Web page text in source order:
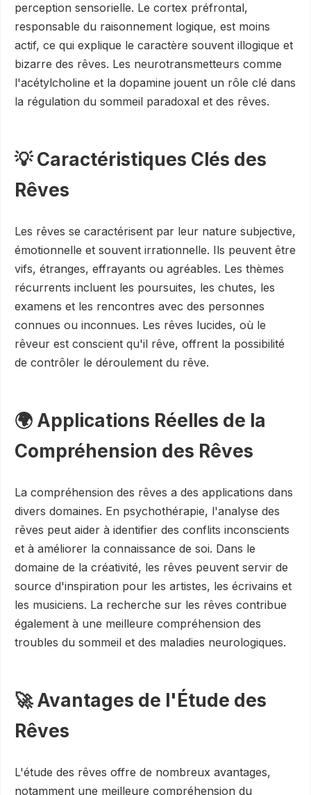
perception sensorielle. Le cortex préfrontal,
responsable du raisonnement logique, est moins
actif, ce qui explique le caractère souvent illogique et
bizarre des rêves. Les neurotransmetteurs comme
l'acétylcholine et la dopamine jouent un rôle clé dans
la régulation du sommeil paradoxal et des rêves.
💡 Caractéristiques Clés des
Rêves
Les rêves se caractérisent par leur nature subjective,
émotionnelle et souvent irrationnelle. Ils peuvent être
vifs, étranges, effrayants ou agréables. Les thèmes
récurrents incluent les poursuites, les chutes, les
examens et les rencontres avec des personnes
connues ou inconnues. Les rêves lucides, où le
rêveur est conscient qu'il rêve, offrent la possibilité
de contrôler le déroulement du rêve.
🌍 Applications Réelles de la
Compréhension des Rêves
La compréhension des rêves a des applications dans
divers domaines. En psychothérapie, l'analyse des
rêves peut aider à identifier des conflits inconscients
et à améliorer la connaissance de soi. Dans le
domaine de la créativité, les rêves peuvent servir de
source d'inspiration pour les artistes, les écrivains et
les musiciens. La recherche sur les rêves contribue
également à une meilleure compréhension des
troubles du sommeil et des maladies neurologiques.
🚀 Avantages de l'Étude des
Rêves
L'étude des rêves offre de nombreux avantages,
notamment une meilleure compréhension du